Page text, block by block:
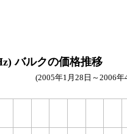
バルクの価格推移
(2005年1月28日～2006年